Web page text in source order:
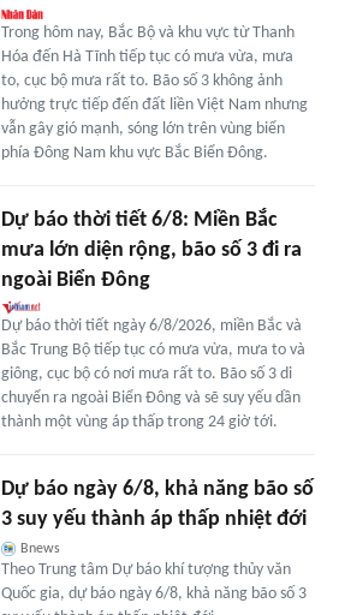
Trong hôm nay, Bắc Bộ và khu vực từ Thanh
Hóa đến Hà Tĩnh tiếp tục có mưa vừa, mưa
to, cục bộ mưa rất to. Bão số 3 không ảnh
hưởng trực tiếp đến đất liền Việt Nam nhưng
vẫn gây gió mạnh, sóng lớn trên vùng biển
phía Đông Nam khu vực Bắc Biển Đông.
Dự báo thời tiết 6/8: Miền Bắc
mưa lớn diện rộng, bão số 3 đi ra
ngoài Biển Đông
Dự báo thời tiết ngày 6/8/2026, miền Bắc và
Bắc Trung Bộ tiếp tục có mưa vừa, mưa to và
giông, cục bộ có nơi mưa rất to. Bão số 3 di
chuyển ra ngoài Biển Đông và sẽ suy yếu dần
thành một vùng áp thấp trong 24 giờ tới.
Dự báo ngày 6/8, khả năng bão số
3 suy yếu thành áp thấp nhiệt đới
Bnews
Theo Trung tâm Dự báo khí tượng thủy văn
Quốc gia, dự báo ngày 6/8, khả năng bão số 3